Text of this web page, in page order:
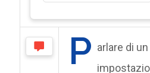
P arlare di